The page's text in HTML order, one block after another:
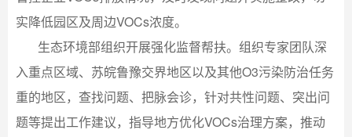
实降低园区及周边VOCs浓度。
生态环境部组织开展强化监督帮扶。组织专家团队深
入重点区域、苏皖鲁豫交界地区以及其他O3污染防治任务
重的地区，查找问题、把脉会诊，针对共性问题、突出问
题等提出工作建议，指导地方优化VOCs治理方案，推动